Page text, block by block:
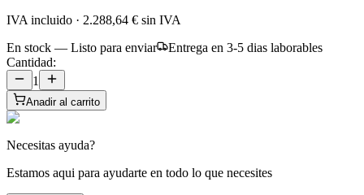
IVA incluido · 2.288,64 € sin IVA
En stock — Listo para enviar
Entrega en 3-5 dias laborables
Cantidad:
1
Anadir al carrito
Necesitas ayuda?
Estamos aqui para ayudarte en todo lo que necesites